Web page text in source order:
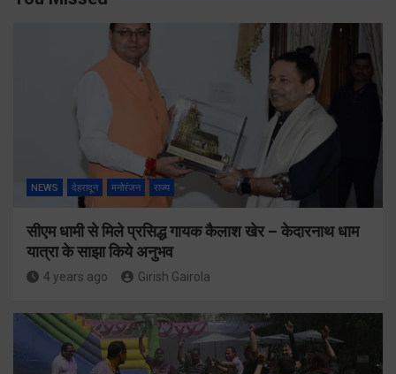
NEWS देहरादून मनोरंजन राज्य
सीएम धामी से मिले प्रसिद्ध गायक कैलाश खेर – केदारनाथ धाम
यात्रा के साझा किये अनुभव
4 years ago Girish Gairola